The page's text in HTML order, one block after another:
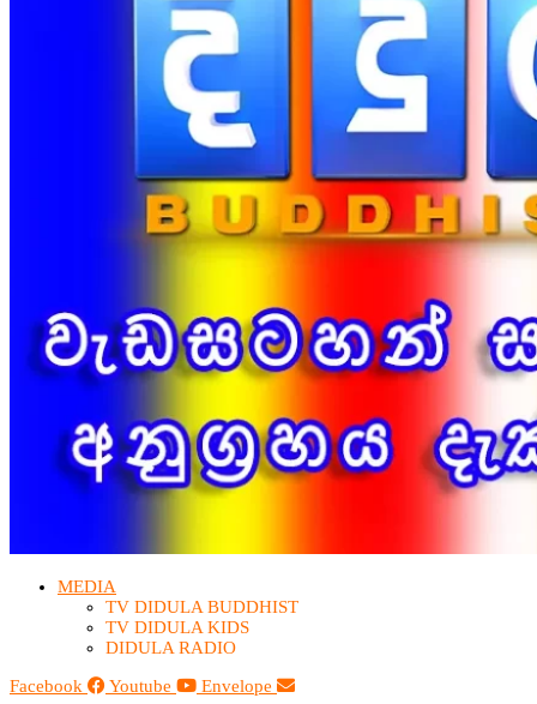
MEDIA
TV DIDULA BUDDHIST​
TV DIDULA KIDS
DIDULA RADIO
Facebook
Youtube Envelope